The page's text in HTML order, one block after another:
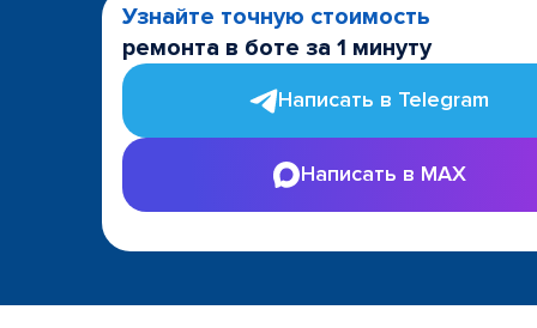
Узнайте точную стоимость
ремонта в боте за 1 минуту
Написать в Telegram
Написать в MAX